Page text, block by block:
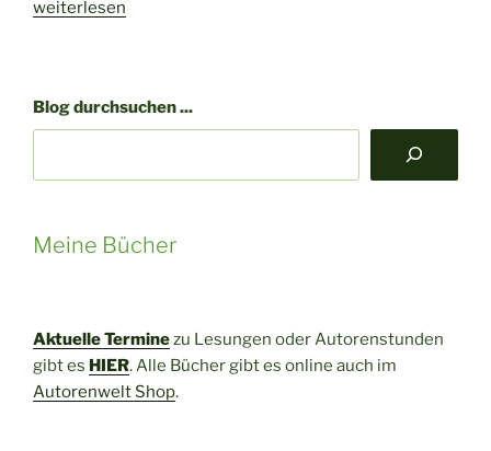
„Ausflug
Schöneck“
weiterlesen
Blog durchsuchen ...
Meine Bücher
Aktuelle Terminezu Lesungen oder Autorenstunden
gibt es HIER. Alle Bücher gibt es online auch im
Autorenwelt Shop.